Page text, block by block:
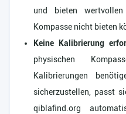
und bieten
Kompasse nicht bieten
Keine Kalibrierung
physischen
Kalibrierungen
sicherzustellen, passt
qiblafind.org